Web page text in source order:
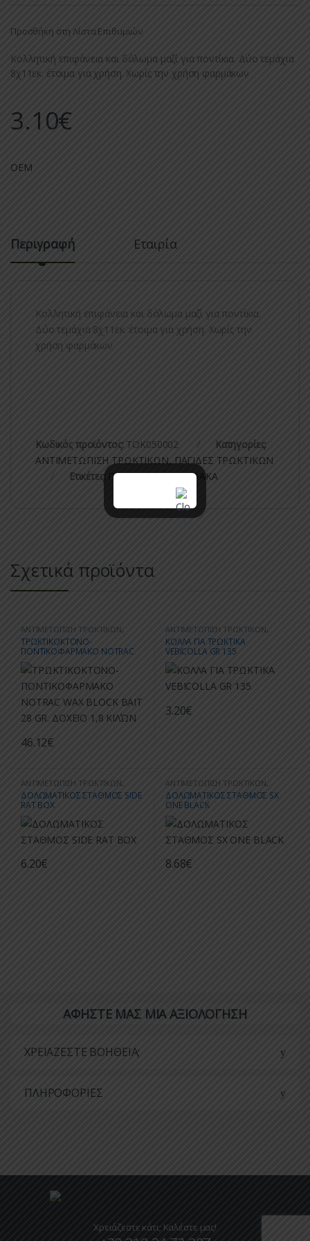
Προσθήκη στη Λίστα Επιθυμιών
Κολλητική επιφάνεια και δόλωμα μαζί για ποντίκια. Δύο τεμάχια
8χ11εκ. έτοιμα για χρήση. Χωρίς την χρήση φαρμάκων
3.10€
OEM
Περιγραφή Εταιρία
Κολλητική επιφάνεια και δόλωμα μαζί για ποντίκια.
Δύο τεμάχια 8χ11εκ. έτοιμα για χρήση. Χωρίς την
χρήση φαρμάκων
Κωδικός προϊόντος: ΤΟΚ050002
Κατηγορίες:
ΑΝΤΙΜΕΤΩΠΙΣΗ ΤΡΩΚΤΙΚΩΝ,ΠΑΓΙΔΕΣ ΤΡΩΚΤΙΚΩΝ
Ετικέτες:
ΠΟΝΤΙΚΟΠΑΓΙΔΑ,ΦΑΚΑ
Σχετικά προϊόντα
ΑΝΤΙΜΕΤΩΠΙΣΗ ΤΡΩΚΤΙΚΩΝ,
ΤΡΩΚΤΙΚΟΚΤΟΝΑ -
ΠΟΝΤΙΚΟΦΑΡΜΑΚA
ΤΡΩΚΤΙΚΟΚΤΟΝΟ-
ΠΟΝΤΙΚΟΦΑΡΜΑΚΟ NOTRAC
WAX BLOCK BAIT 28 GR.
ΔΟΧΕΙΟ 1,8 ΚΙΛΏΝ
46.12€
ΑΝΤΙΜΕΤΩΠΙΣΗ ΤΡΩΚΤΙΚΩΝ,
ΠΑΓΙΔΕΣ ΤΡΩΚΤΙΚΩΝ
ΚΟΛΛΑ ΓΙΑ ΤΡΩΚΤΙΚΑ
VEBICOLLA GR 135
3.20€
ΑΝΤΙΜΕΤΩΠΙΣΗ ΤΡΩΚΤΙΚΩΝ,
ΔΟΛΩΜΑΤΙΚΟΙ ΣΤΑΘΜΟΙ ΓΙΑ
ΤΡΩΚΤΙΚΑ
ΔΟΛΩΜΑΤΙΚΟΣ ΣΤΑΘΜΟΣ SIDE
RAT BOX
6.20€
ΑΝΤΙΜΕΤΩΠΙΣΗ ΤΡΩΚΤΙΚΩΝ,
ΔΟΛΩΜΑΤΙΚΟΙ ΣΤΑΘΜΟΙ ΓΙΑ
ΤΡΩΚΤΙΚΑ
ΔΟΛΩΜΑΤΙΚΟΣ ΣΤΑΘΜΟΣ SX
ONE BLACK
8.68€
ΑΦΗΣΤΕ ΜΑΣ ΜΙΑ ΑΞΙΟΛΟΓΗΣΗ
ΧΡΕΙΑΖΕΣΤΕ ΒΟΗΘΕΙΑ;
ΠΛΗΡΟΦΟΡΙΕΣ
Χρειάζεστε κάτι; Καλέστε μας!